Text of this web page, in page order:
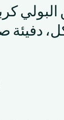
دفيئة